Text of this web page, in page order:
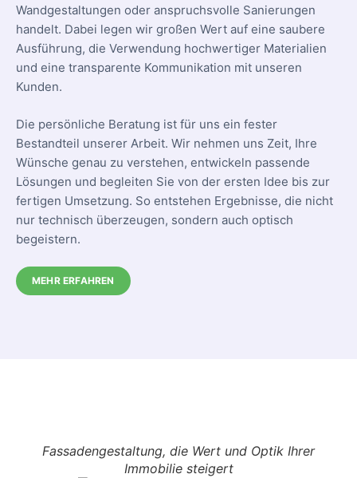
Wandgestaltungen oder anspruchsvolle Sanierungen
handelt. Dabei legen wir großen Wert auf eine saubere
Ausführung, die Verwendung hochwertiger Materialien
und eine transparente Kommunikation mit unseren
Kunden.
Die persönliche Beratung ist für uns ein fester
Bestandteil unserer Arbeit. Wir nehmen uns Zeit, Ihre
Wünsche genau zu verstehen, entwickeln passende
Lösungen und begleiten Sie von der ersten Idee bis zur
fertigen Umsetzung. So entstehen Ergebnisse, die nicht
nur technisch überzeugen, sondern auch optisch
begeistern.
MEHR ERFAHREN
Fassadengestaltung, die Wert und Optik Ihrer
Immobilie steigert